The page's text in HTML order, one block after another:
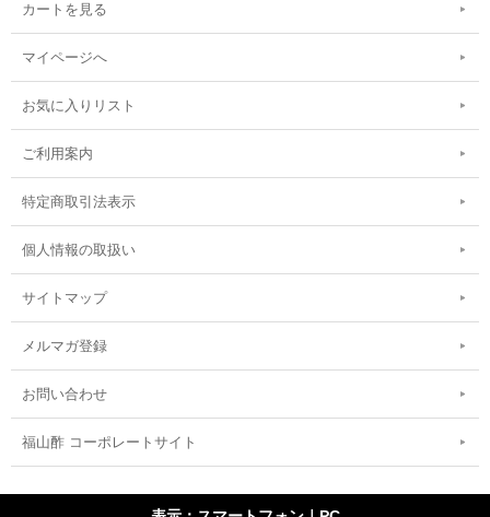
カートを見る
マイページへ
お気に入りリスト
ご利用案内
特定商取引法表示
個人情報の取扱い
サイトマップ
メルマガ登録
お問い合わせ
福山酢 コーポレートサイト